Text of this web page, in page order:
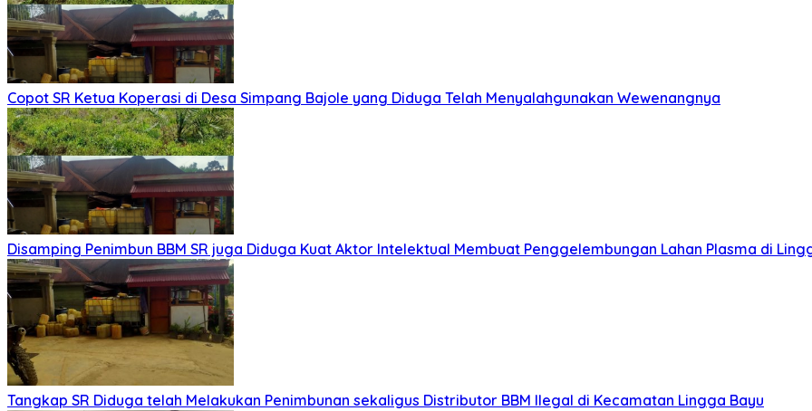
Copot SR Ketua Koperasi di Desa Simpang Bajole yang Diduga Telah Menyalahgunakan Wewenangnya
Disamping Penimbun BBM SR juga Diduga Kuat Aktor Intelektual Membuat Penggelembungan Lahan Plasma di
Tangkap SR Diduga telah Melakukan Penimbunan sekaligus Distributor BBM Ilegal di Kecamatan Lingga Bayu